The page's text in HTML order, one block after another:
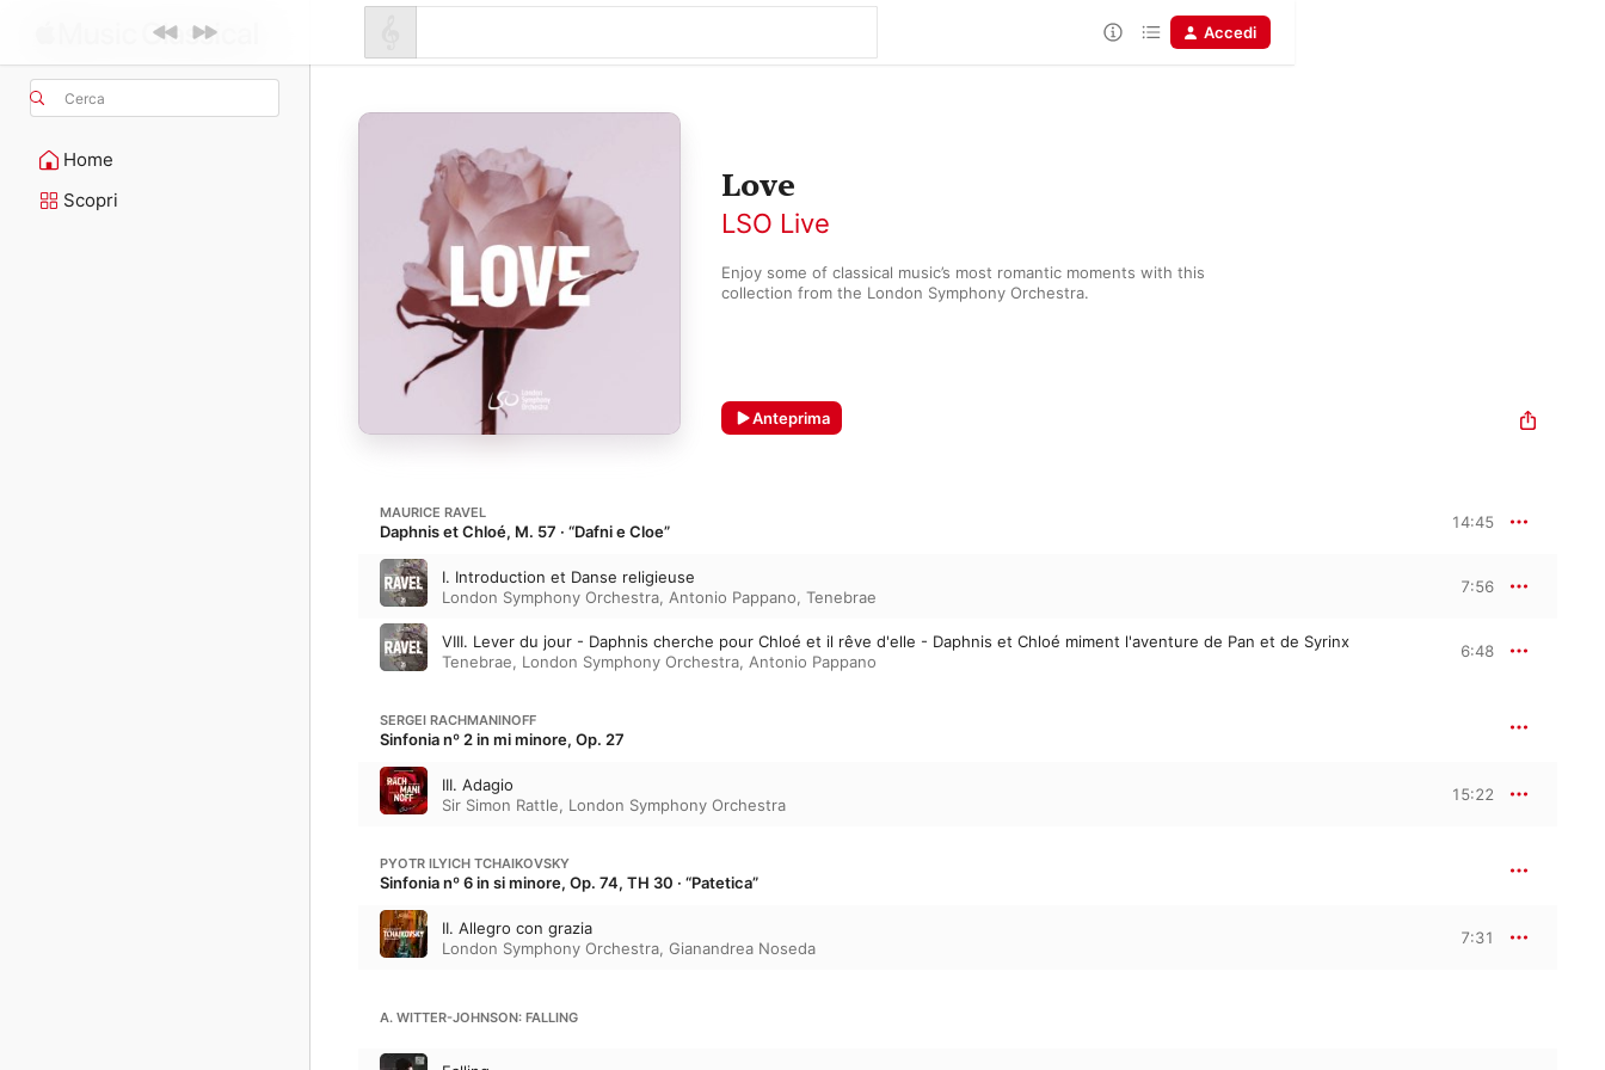
Cerca
Home
Scopri
Accedi
Love
LSO Live
Enjoy some of classical music’s most romantic moments with this
collection from the London Symphony Orchestra.
Anteprima
MAURICE RAVEL
Daphnis et Chloé, M. 57 · “Dafni e Cloe” 14:45
I. Introduction et Danse religieuse
London Symphony Orchestra, Antonio Pappano, Tenebrae
7:56
VIII. Lever du jour - Daphnis cherche pour Chloé et il rêve d'elle - Daphnis et Chloé miment l'aventure de Pan et de Syrinx
Tenebrae, London Symphony Orchestra, Antonio Pappano
6:48
SERGEI RACHMANINOFF
Sinfonia nº 2 in mi minore, Op. 27
III. Adagio
Sir Simon Rattle, London Symphony Orchestra
15:22
PYOTR ILYICH TCHAIKOVSKY
Sinfonia nº 6 in si minore, Op. 74, TH 30 · “Patetica”
II. Allegro con grazia
London Symphony Orchestra, Gianandrea Noseda
7:31
A. WITTER-JOHNSON: FALLING